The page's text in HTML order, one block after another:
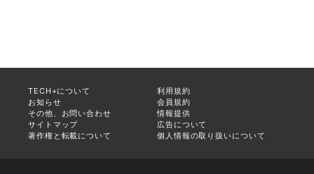
TECH+について
利用規約
お知らせ
会員規約
その他、お問い合わせ
情報提供
サイトマップ
広告について
著作権と転載について
個人情報の取り扱いについて